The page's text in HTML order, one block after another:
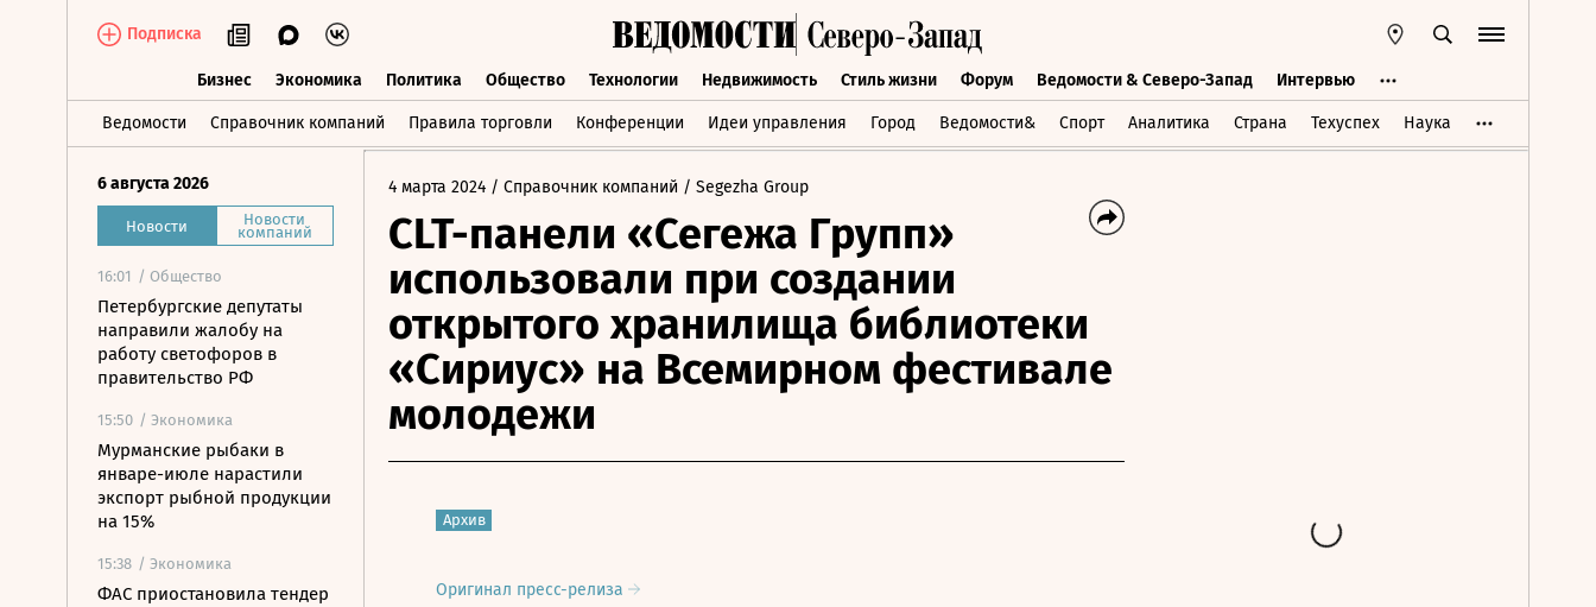
Подписка
Бизнес Экономика Политика Общество Технологии Недвижимость Стиль жизни Форум Ведомости & Северо-Запад Интервью
Ведомости Справочник компаний Правила торговли Конференции Идеи управления Город Ведомости& Спорт Аналитика Страна Техуспех Наука
Бизнес Экономика Политика Общество Технологии Недвижимость Стиль жизни Форум Ведомости & Северо-Запад Интервью
6 августа 2026
Новости Новости
компаний
16:01 / Общество
Петербургские депутаты
направили жалобу на
работу светофоров в
правительство РФ
15:50 / Экономика
Мурманские рыбаки в
январе-июле нарастили
экспорт рыбной продукции
на 15%
15:38 / Экономика
ФАС приостановила тендер
4 марта 2024 / Справочник компаний / Segezha Group
CLT-панели «Сегежа Групп»
использовали при создании
открытого хранилища библиотеки
«Сириус» на Всемирном фестивале
молодежи
Архив
Оригинал пресс-релиза